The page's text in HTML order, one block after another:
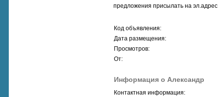
предложения присылать на
Код объявления:
Дата размещения:
Просмотров:
От:
Информация о Александр
Контактная информация: